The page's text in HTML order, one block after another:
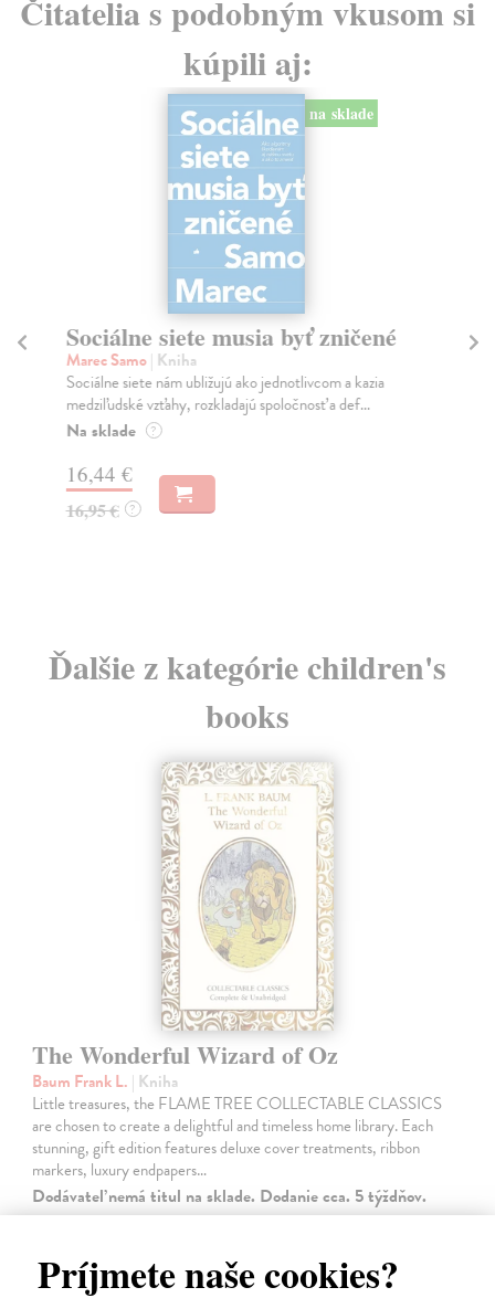
Príjmete naše cookies?
Čitatelia s podobným vkusom si
kúpili aj:
na sklade
Sociálne siete musia byť zničené
Marec Samo| Kniha
Sociálne siete nám ubližujú ako jednotlivcom a kazia
medziľudské vzťahy, rozkladajú spoločnosť a def...
Na sklade ?
16,44 €
16,95 € ?
Ďalšie z kategórie children's
books
The Wonderful Wizard of Oz
Baum Frank L. | Kniha
Little treasures, the FLAME TREE COLLECTABLE CLASSICS
are chosen to create a delightful and timeless home library. Each
stunning, gift edition features deluxe cover treatments, ribbon
markers, luxury endpapers…
Dodávateľ nemá titul na sklade. Dodanie cca. 5 týždňov.
14,95 € ?